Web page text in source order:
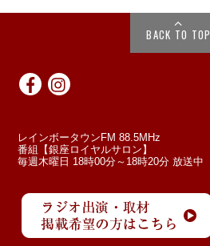
BACK TO TOP
レインボータウンFM 88.5MHz
番組【銀座ロイヤルサロン】
毎週木曜日 18時00分～18時20分 放送中